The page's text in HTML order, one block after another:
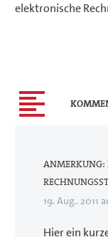
elektronische
ANMERKUNG:
19. Aug.. 2011
Hier ein